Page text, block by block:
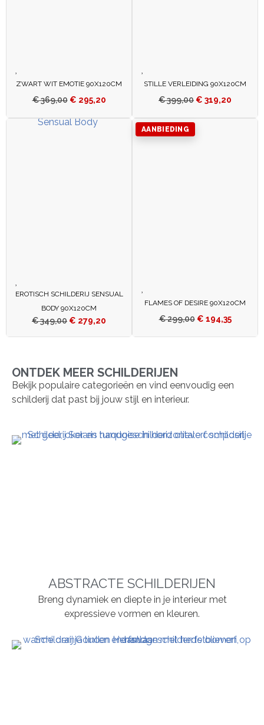
ZWART WIT EMOTIE 90X120CM
€369,00 € 295,20
STILLE VERLEIDING 90X120CM
€399,00 € 319,20
EROTISCH SCHILDERIJ SENSUAL
BODY 90X120CM
€349,00 € 279,20
AANBIEDING
FLAMES OF DESIRE 90X120CM
€299,00 € 194,35
ONTDEK MEER SCHILDERIJEN
Bekijk populaire categorieën en vind eenvoudig een
schilderij dat past bij jouw stijl en interieur.
ABSTRACTE SCHILDERIJEN
Breng dynamiek en diepte in je interieur met
expressieve vormen en kleuren.